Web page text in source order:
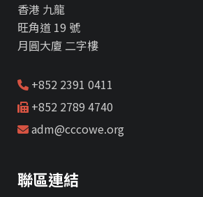
香港 九龍
旺角道 19 號
月圓大廈 二字樓
+852 2391 0411
+852 2789 4740
adm@cccowe.org
聯區連結